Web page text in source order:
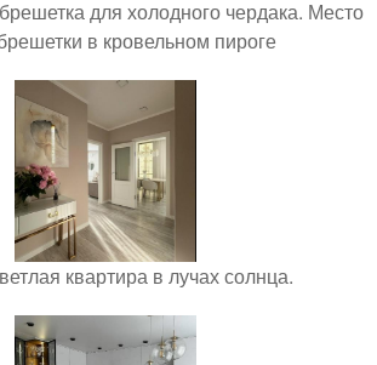
для холодного чердака. Место
в кровельном пироге
квартира в лучах солнца.